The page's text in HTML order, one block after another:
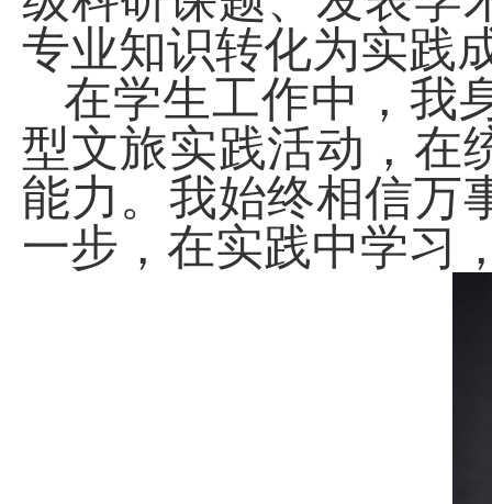
专业知识转化为实践
在学生工作中，我
型文旅实践活动，在
能力。我始终相信万
一步，在实践中学习